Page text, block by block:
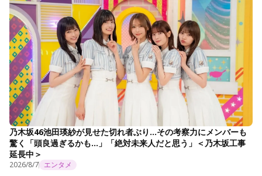
乃木坂46池田瑛紗が見せた切れ者ぶり…その考察力にメンバーも
驚く「頭良過ぎるかも…」「絶対未来人だと思う」＜乃木坂工事
延長中＞
2026/8/7 エンタメ